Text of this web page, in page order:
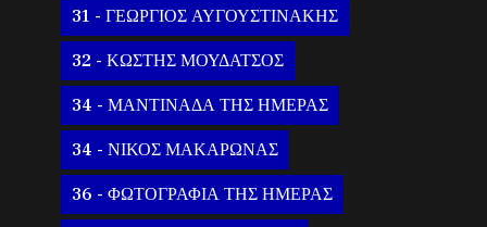
31 - ΓΕΩΡΓΙΟΣ ΑΥΓΟΥΣΤΙΝΑΚΗΣ
32 - ΚΩΣΤΗΣ ΜΟΥΔΑΤΣΟΣ
34 - ΜΑΝΤΙΝΑΔΑ ΤΗΣ ΗΜΕΡΑΣ
34 - ΝΙΚΟΣ ΜΑΚΑΡΩΝΑΣ
36 - ΦΩΤΟΓΡΑΦΙΑ ΤΗΣ ΗΜΕΡΑΣ